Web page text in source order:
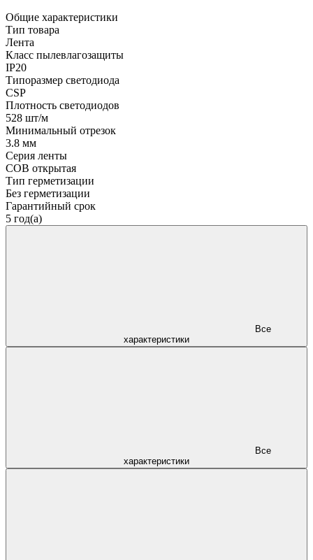
Общие характеристики
Тип товара
Лента
Класс пылевлагозащиты
IP20
Типоразмер светодиода
CSP
Плотность светодиодов
528 шт/м
Минимальный отрезок
3.8 мм
Серия ленты
COB открытая
Тип герметизации
Без герметизации
Гарантийный срок
5 год(а)
характеристики
характеристики